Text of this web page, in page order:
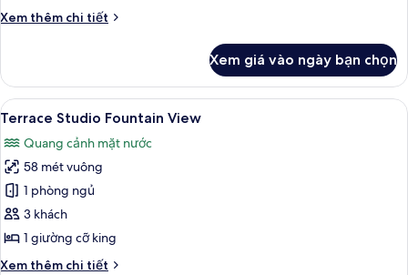
Xem thêm chi tiết
Chi
Terrace
Studio
Xem giá vào ngày bạn chọn
Xem
tất
cả
ảnh
Terrace
Studio
Fountain
Bộ trải giường bằng vải cotton Ai
5
Terrace Studio Fountain View
Quang cảnh mặt nước
58 mét vuông
1 phòng ngủ
3 khách
1 giường cỡ king
Xem thêm chi tiết
Chi